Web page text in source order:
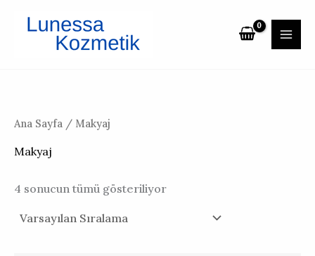
Ana Sayfa / Makyaj
Makyaj
4 sonucun tümü gösteriliyor